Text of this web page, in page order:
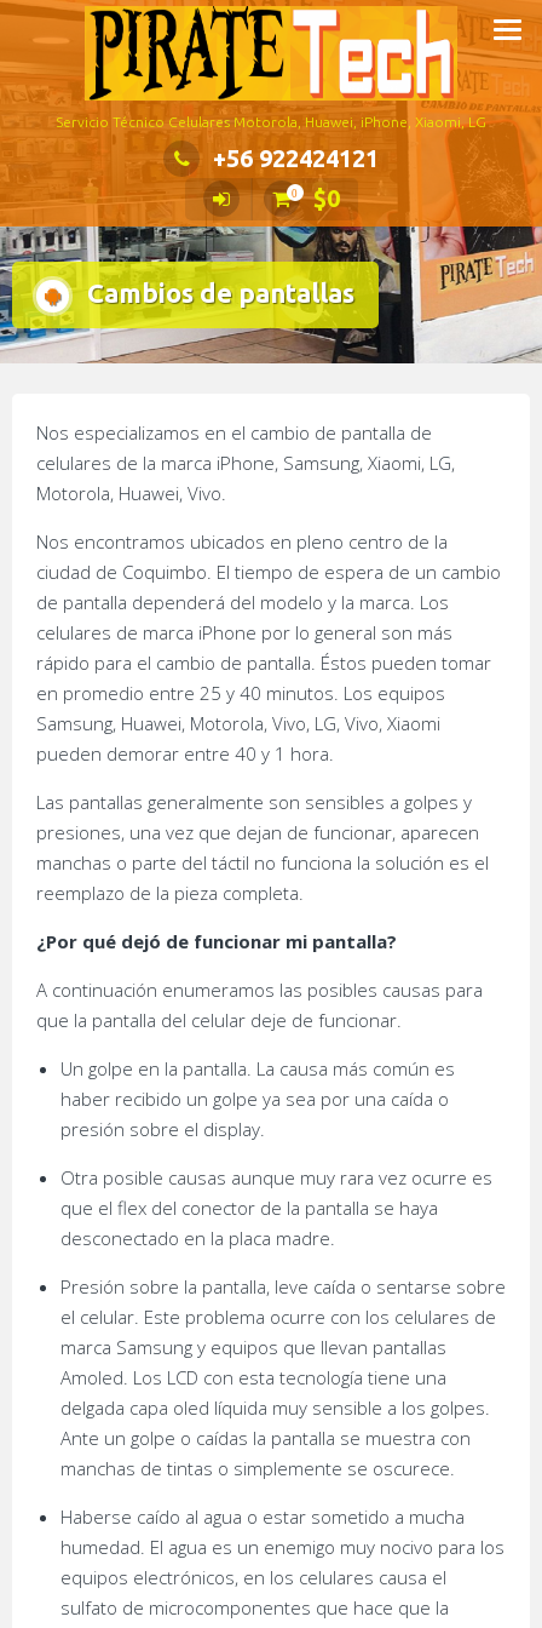
Saltar
contenido
Servicio Técnico Celulares Motorola, Huawei, iPhone, Xiaomi, LG
+56 922424121
0 $0
Cambios de pantallas
Nos especializamos en el cambio de pantalla de
celulares de la marca iPhone, Samsung, Xiaomi, LG,
Motorola, Huawei, Vivo.
Nos encontramos ubicados en pleno centro de la
ciudad de Coquimbo. El tiempo de espera de un cambio
de pantalla dependerá del modelo y la marca. Los
celulares de marca iPhone por lo general son más
rápido para el cambio de pantalla. Éstos pueden tomar
en promedio entre 25 y 40 minutos. Los equipos
Samsung, Huawei, Motorola, Vivo, LG, Vivo, Xiaomi
pueden demorar entre 40 y 1 hora.
Las pantallas generalmente son sensibles a golpes y
presiones, una vez que dejan de funcionar, aparecen
manchas o parte del táctil no funciona la solución es el
reemplazo de la pieza completa.
¿Por qué dejó de funcionar mi pantalla?
A continuación enumeramos las posibles causas para
que la pantalla del celular deje de funcionar.
Un golpe en la pantalla. La causa más común es
haber recibido un golpe ya sea por una caída o
presión sobre el display.
Otra posible causas aunque muy rara vez ocurre es
que el flex del conector de la pantalla se haya
desconectado en la placa madre.
Presión sobre la pantalla, leve caída o sentarse sobre
el celular. Este problema ocurre con los celulares de
marca Samsung y equipos que llevan pantallas
Amoled. Los LCD con esta tecnología tiene una
delgada capa oled líquida muy sensible a los golpes.
Ante un golpe o caídas la pantalla se muestra con
manchas de tintas o simplemente se oscurece.
Haberse caído al agua o estar sometido a mucha
humedad. El agua es un enemigo muy nocivo para los
equipos electrónicos, en los celulares causa el
sulfato de microcomponentes que hace que la